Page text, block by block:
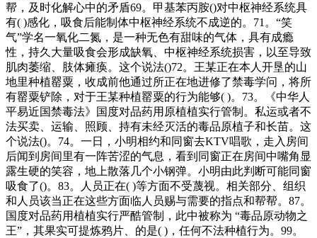
帮，及时化解心中的矛盾69。甲基苯丙胺()对中枢神经系统具
有( )感化，吸食后能制体中枢神经系统不成逆的。71。“笑
气”学名一氧化二氮，是一种无色有甜味的气体，具有成瘾
性，持久大量吸食会形成缺氧、中枢神经系统损害，以至导致
肌肉萎缩、肢体瘫痪。这个说法()72。王某正在本人开垦的山
地里种植罂粟，收成前他通过所正在地进修了禁毒学问，将所
有罂粟铲除，对于王某种植罂粟的行为能够( )。73。《中华人
平易近国禁毒法》国度对品药用原植植实行管制。私运或者不
法买卖、运输、照顾、持有未经灭活的毒品原植子和长苗。这
个说法()。74。一日，小明相约和同窗去KTV唱歌，走入房间
后闻到房间里有一阵苦涩的气息，看到同窗正在房间中嘴角显
露生硬的笑容，地上散落几个小钢弹。小明由此判断可能同窗
吸食了()。83。人员正在( )等方面不受蔑视。相关部分、组织
和人员该当正在这些方面临人员赐与需要的指点和帮帮。87。
国度对品药用植植实行严酷管制，此中被称为 “毒品原动物之
王”，其果实可提炼鸦片、的是( )，任何不法种植行为。99。